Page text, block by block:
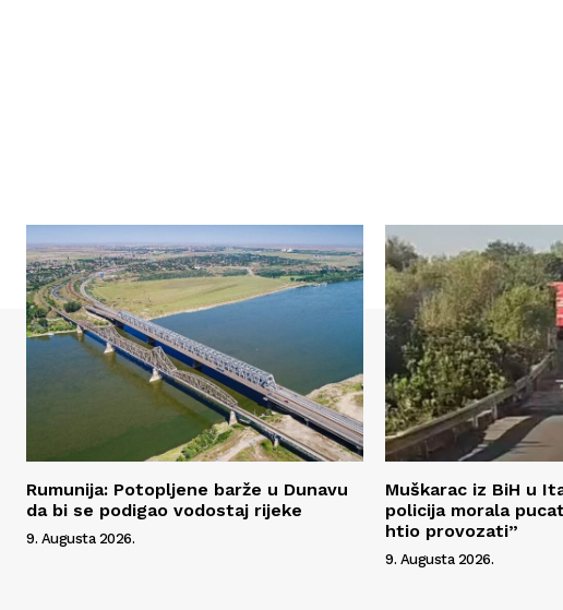
Rumunija: Potopljene barže u Dunavu
da bi se podigao vodostaj rijeke
9. Augusta 2026.
Muškarac iz BiH u
policija morala
htio provozati”
9. Augusta 2026.